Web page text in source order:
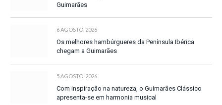
Guimarães
6 AGOSTO, 2026
Os melhores hambúrgueres da Península Ibérica
chegam a Guimarães
5 AGOSTO, 2026
Com inspiração na natureza, o Guimarães Clássico
apresenta-se em harmonia musical